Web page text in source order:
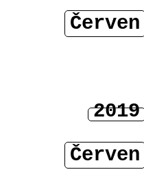
Červen
2019
Červen